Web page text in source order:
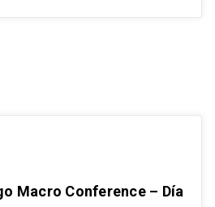
Macro Conference – Día